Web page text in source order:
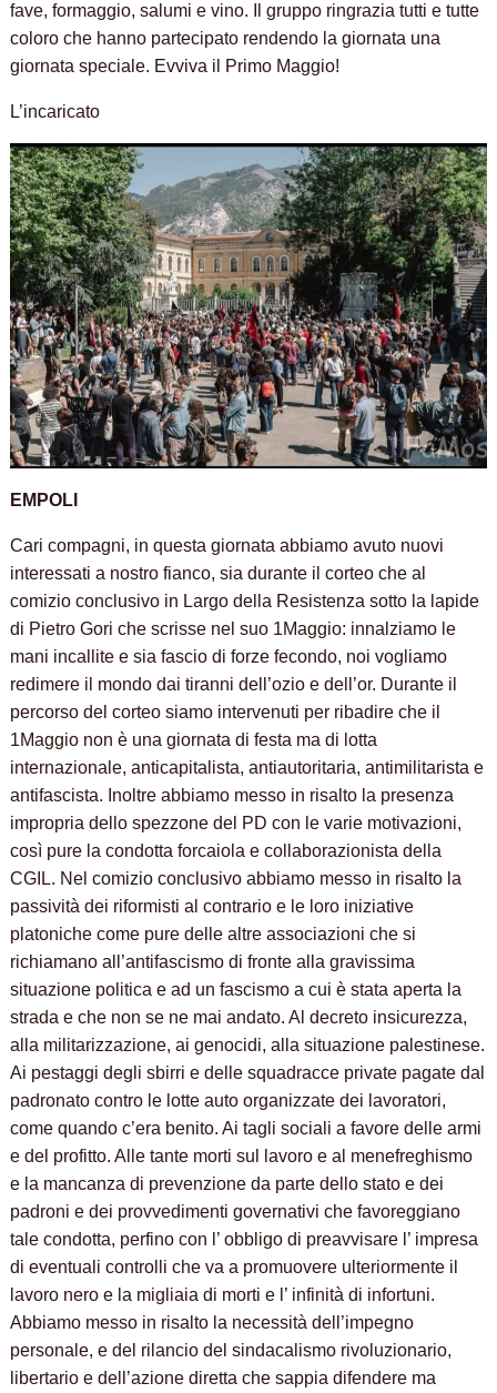
fave, formaggio, salumi e vino. Il gruppo ringrazia tutti e tutte
coloro che hanno partecipato rendendo la giornata una
giornata speciale. Evviva il Primo Maggio!
L’incaricato
EMPOLI
Cari compagni, in questa giornata abbiamo avuto nuovi
interessati a nostro fianco, sia durante il corteo che al
comizio conclusivo in Largo della Resistenza sotto la lapide
di Pietro Gori che scrisse nel suo 1Maggio: innalziamo le
mani incallite e sia fascio di forze fecondo, noi vogliamo
redimere il mondo dai tiranni dell’ozio e dell’or. Durante il
percorso del corteo siamo intervenuti per ribadire che il
1Maggio non è una giornata di festa ma di lotta
internazionale, anticapitalista, antiautoritaria, antimilitarista e
antifascista. Inoltre abbiamo messo in risalto la presenza
impropria dello spezzone del PD con le varie motivazioni,
così pure la condotta forcaiola e collaborazionista della
CGIL. Nel comizio conclusivo abbiamo messo in risalto la
passività dei riformisti al contrario e le loro iniziative
platoniche come pure delle altre associazioni che si
richiamano all’antifascismo di fronte alla gravissima
situazione politica e ad un fascismo a cui è stata aperta la
strada e che non se ne mai andato. Al decreto insicurezza,
alla militarizzazione, ai genocidi, alla situazione palestinese.
Ai pestaggi degli sbirri e delle squadracce private pagate dal
padronato contro le lotte auto organizzate dei lavoratori,
come quando c’era benito. Ai tagli sociali a favore delle armi
e del profitto. Alle tante morti sul lavoro e al menefreghismo
e la mancanza di prevenzione da parte dello stato e dei
padroni e dei provvedimenti governativi che favoreggiano
tale condotta, perfino con l’ obbligo di preavvisare l’ impresa
di eventuali controlli che va a promuovere ulteriormente il
lavoro nero e la migliaia di morti e l’ infinità di infortuni.
Abbiamo messo in risalto la necessità dell’impegno
personale, e del rilancio del sindacalismo rivoluzionario,
libertario e dell’azione diretta che sappia difendere ma